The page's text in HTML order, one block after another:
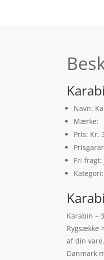
Navn:
Mærke:
Pris: Kr.
Fri fragt:
Karabin –
Rygsække
af din
Danmark